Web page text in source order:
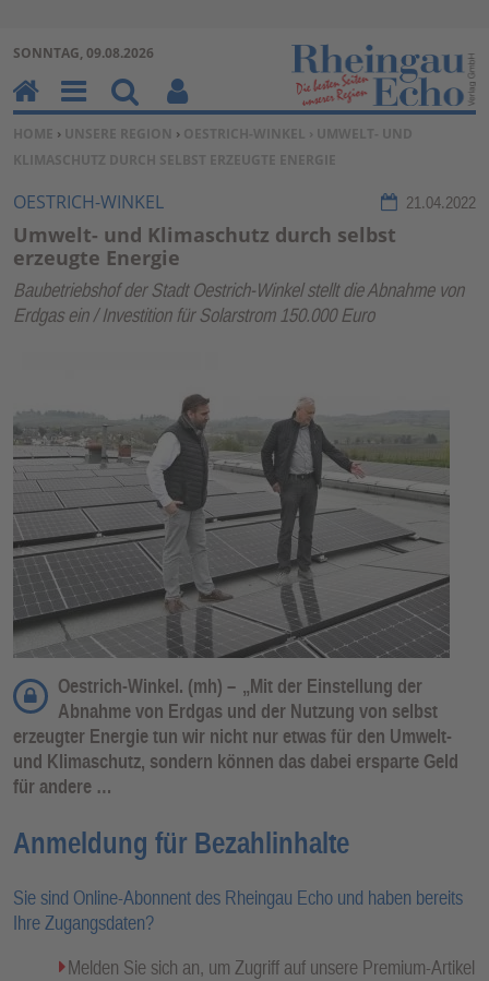
Zum Inhalt springen ↓
SONNTAG, 09.08.2026
SIE BEFINDEN SICH HIER:
HOME › UNSERE REGION › OESTRICH-WINKEL › UMWELT- UND
KLIMASCHUTZ DURCH SELBST ERZEUGTE ENERGIE
OESTRICH-WINKEL 21.04.2022
Umwelt- und Klimaschutz durch selbst
erzeugte Energie
Baubetriebshof der Stadt Oestrich-Winkel stellt die Abnahme von
Erdgas ein / Investition für Solarstrom 150.000 Euro
Oestrich-Winkel. (mh) – „Mit der Einstellung der
Abnahme von Erdgas und der Nutzung von selbst
erzeugter Energie tun wir nicht nur etwas für den Umwelt-
und Klimaschutz, sondern können das dabei ersparte Geld
für andere …
Anmeldung für Bezahlinhalte
Sie sind Online-Abonnent des Rheingau Echo und haben bereits
Ihre Zugangsdaten?
Melden Sie sich an, um Zugriff auf unsere Premium-Artikel
H
o
m
e
M
en
u
Su
ch
en
Be
nu
tz
erf
un
kti
on
en